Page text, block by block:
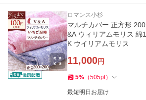
ロマンス小杉
マルチカバー 正方形
&A ウィリアムモリス 綿
K ウイリアムモリス
11,000円
5% （505pt）
最短明日お届け